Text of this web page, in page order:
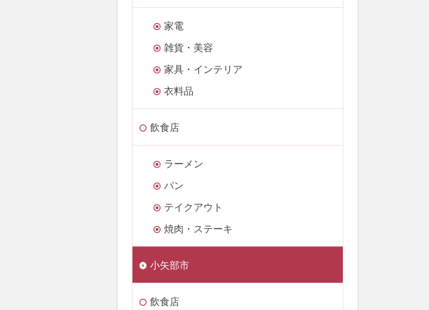
家電
雑貨・美容
家具・インテリア
衣料品
飲食店
ラーメン
パン
テイクアウト
焼肉・ステーキ
小矢部市
飲食店